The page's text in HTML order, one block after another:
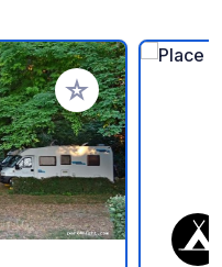
Aggiungi ai tuoi